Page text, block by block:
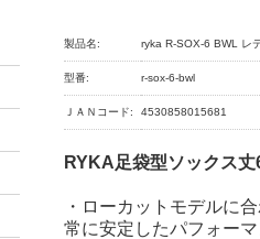
製品名: ryka R-SOX-6 BWL レ
型番: r-sox-6-bwl
ＪＡＮコード: 4530858015681
RYKA足袋型ソックス丈
・ローカットモデルに
常に安定したパフォーマ